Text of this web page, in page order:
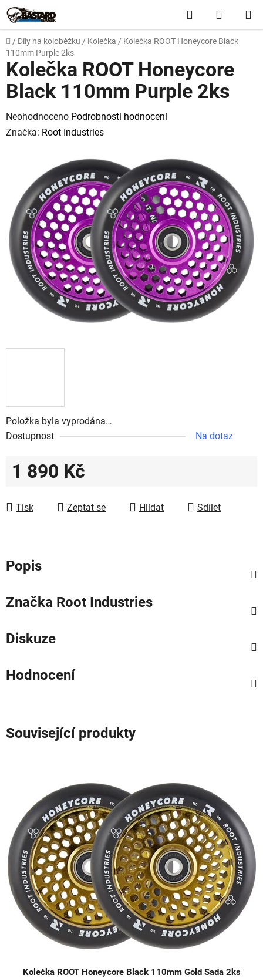
Přejít
na
obsah
Hledat
KOŠÍK
Domů
/ Díly na koloběžku / Kolečka / Kolečka ROOT Honeycore Black
110mm Purple 2ks
Položka byla vyprodána…
Dostupnost
Na dotaz
1 890 Kč
Tisk
Zeptat se Hlídat Sdílet
Kolečka ROOT Honeycore
Black 110mm Purple 2ks
Průměrné
hodnocení
hvězdiček.
Neohodnoceno Podrobnosti hodnocení
Značka: Root Industries
Popis
Značka Root Industries
Diskuze
Hodnocení
Související produkty
Kolečka ROOT Honeycore Black 110mm Gold Sada 2ks